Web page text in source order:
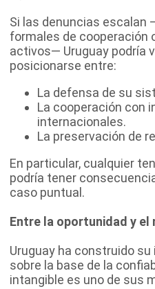
Si las denuncias escalan
formales de cooperación
activos— Uruguay podría
posicionarse entre:
La defensa de su
La cooperación con
internacionales.
La preservación de
En particular, cualquier
podría tener
caso puntual.
Entre la oportunidad y el
Uruguay ha construido
sobre la base de la
intangible es uno de sus